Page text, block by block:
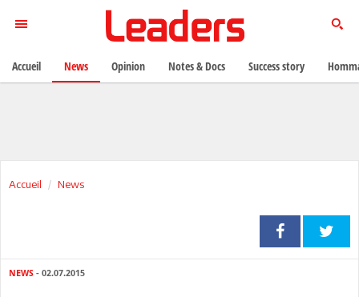
Accueil News
NEWS - 02.07.2015
Accueil News Opinion Notes & Docs Success story